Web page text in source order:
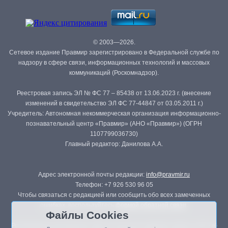
© 2003—2026.
Сетевое издание Правмир зарегистрировано в Федеральной службе по
надзору в сфере связи, информационных технологий и массовых
коммуникаций (Роскомнадзор).
Реестровая запись ЭЛ № ФС 77 – 85438 от 13.06.2023 г. (внесение
изменений в свидетельство ЭЛ ФС 77-44847 от 03.05.2011 г.)
Учредитель: Автономная некоммерческая организация информационно-
познавательный центр «Правмир» (АНО «Правмир») (ОГРН
1107799036730)
Главный редактор: Данилова А.А.
Адрес электронной почты редакции: info@pravmir.ru
Телефон: +7 926 530 96 05
Чтобы связаться с редакцией или сообщить обо всех замеченных
Републикация материалов сайта в печатных изданиях (книгах, прессе)
Файлы Cookies